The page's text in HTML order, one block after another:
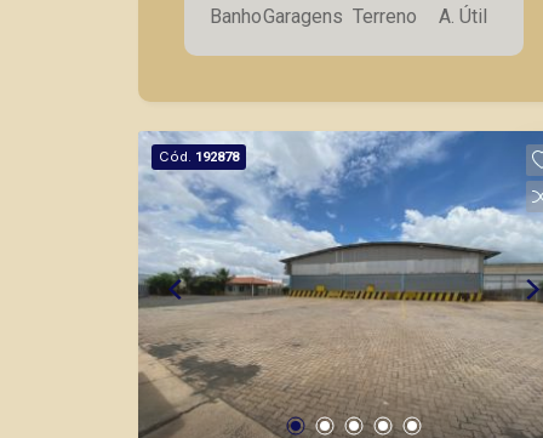
BanhoGaragens Terreno
A. Útil
Cód. 192878